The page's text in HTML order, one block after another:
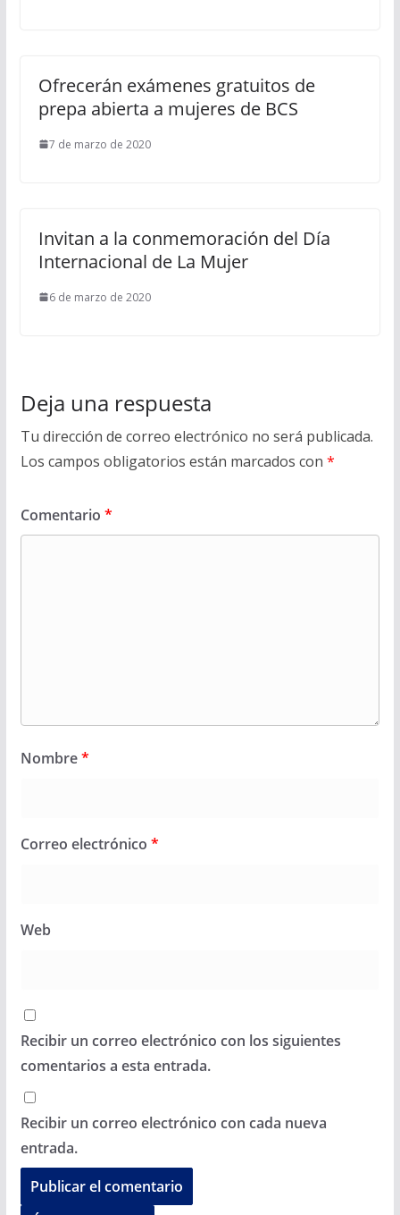
Ofrecerán exámenes gratuitos de
prepa abierta a mujeres de BCS
7 de marzo de 2020
Invitan a la conmemoración del Día
Internacional de La Mujer
6 de marzo de 2020
Deja una respuesta
Tu dirección de correo electrónico no será publicada.
Los campos obligatorios están marcados con *
Comentario *
Nombre*
Correo electrónico *
Web
Recibir un correo electrónico con los siguientes
comentarios a esta entrada.
Recibir un correo electrónico con cada nueva
entrada.